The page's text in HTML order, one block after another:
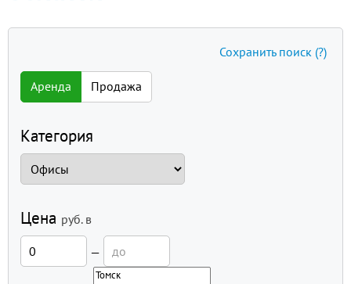
Аренда Продажа
Категория
Цена руб. в
—
Сохранить поиск (?)